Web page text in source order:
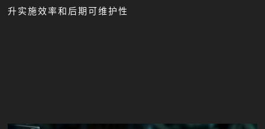
升实施效率和后期可维护性